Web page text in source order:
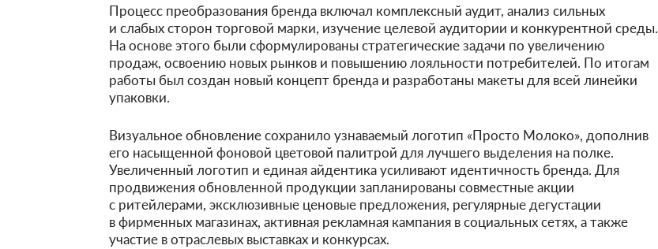
Процесс преобразования бренда включал комплексный аудит, анализ сильных
и слабых сторон торговой марки, изучение целевой аудитории и конкурентной среды.
На основе этого были сформулированы стратегические задачи по увеличению
продаж, освоению новых рынков и повышению лояльности потребителей. По итогам
работы был создан новый концепт бренда и разработаны макеты для всей линейки
упаковки.
Визуальное обновление сохранило узнаваемый логотип «Просто Молоко», дополнив
его насыщенной фоновой цветовой палитрой для лучшего выделения на полке.
Увеличенный логотип и единая айдентика усиливают идентичность бренда. Для
продвижения обновленной продукции запланированы совместные акции
с ритейлерами, эксклюзивные ценовые предложения, регулярные дегустации
в фирменных магазинах, активная рекламная кампания в социальных сетях, а также
участие в отраслевых выставках и конкурсах.